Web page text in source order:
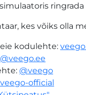
kes võiks olla
kodulehte:
@veego.ee
@veego
official